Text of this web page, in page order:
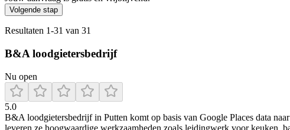
Volgende stap
Resultaten 1-31 van 31
B&A loodgietersbedrijf
Nu open
5.0
B&A loodgietersbedrijf in Putten komt op basis van Google Places data
leveren ze hoogwaardige werkzaamheden zoals leidingwerk voor keuken,